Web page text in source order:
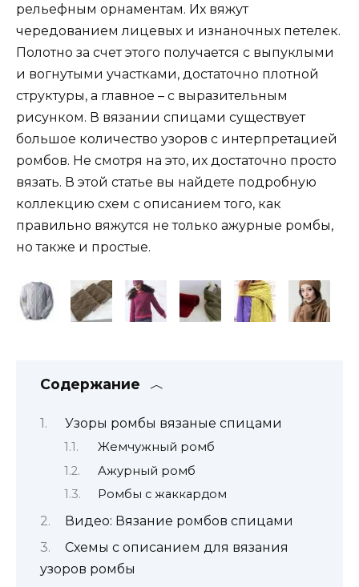
рельефным орнаментам. Их вяжут
чередованием лицевых и изнаночных петелек.
Полотно за счет этого получается с выпуклыми
и вогнутыми участками, достаточно плотной
структуры, а главное – с выразительным
рисунком. В вязании спицами существует
большое количество узоров с интерпретацией
ромбов. Не смотря на это, их достаточно просто
вязать. В этой статье вы найдете подробную
коллекцию схем с описанием того, как
правильно вяжутся не только ажурные ромбы,
но также и простые.
Содержание
Узоры ромбы вязаные спицами
Жемчужный ромб
Ажурный ромб
Ромбы с жаккардом
Видео: Вязание ромбов спицами
Схемы с описанием для вязания
узоров ромбы